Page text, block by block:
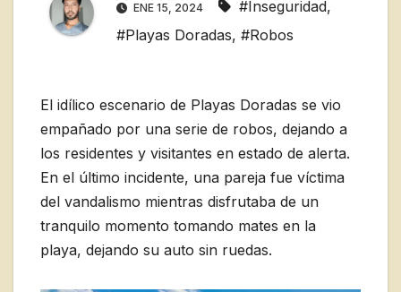
ENE 15, 2024 #Inseguridad,
#Playas Doradas, #Robos
El idílico escenario de Playas Doradas se vio
empañado por una serie de robos, dejando a
los residentes y visitantes en estado de alerta.
En el último incidente, una pareja fue víctima
del vandalismo mientras disfrutaba de un
tranquilo momento tomando mates en la
playa, dejando su auto sin ruedas.